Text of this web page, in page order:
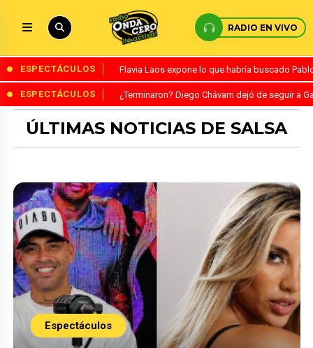
RADIO EN VIVO
ESPECTÁCULOS Flavia Laos expone lo que habría buscado
ESPECTÁCULOS ¿Terminaron? Diego Chávarri dejó de seguir a
ÚLTIMAS NOTICIAS DE SALSA
Espectáculos